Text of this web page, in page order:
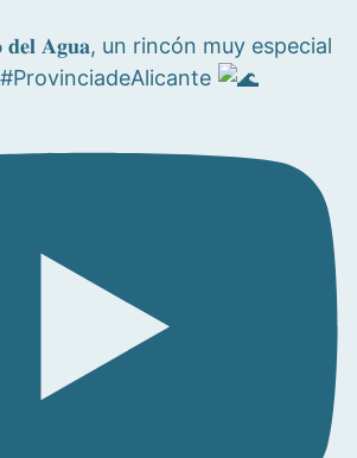
𝐝𝐞𝐥 𝐀𝐠𝐮𝐚, un rincón muy especial